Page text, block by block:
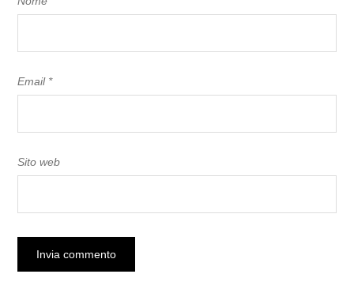
Email *
Sito web